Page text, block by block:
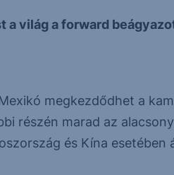
a világ a forward
megkezdődhet a
részén marad az
és Kína